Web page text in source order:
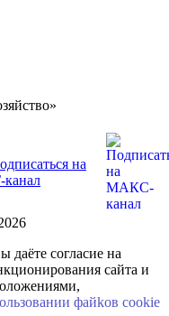
даёте согласие на
сайта и
файkов cookie